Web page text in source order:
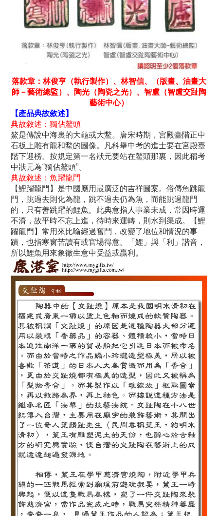
落款章：林俊亨（執行製作）、林智信、（版畫、油畫大
師－藝術總監）、陶光（陶瓷之光）、智盧（智盧交趾陶
藝術中心）
【產品典故敘述】
典故敘述：獨佔鰲頭
鰲是傳說中海裏的大龜或大鱉。唐宋時期，宮殿臺階正中
石板上雕有龍和鱉的圖像。凡科舉中考的進士要在宮殿臺
階下迎榜。按規定第一名狀元要站在鰲頭那裏，因此稱考
中狀元為“獨佔鰲頭”。
典故敘述：魚躍龍門
【鯉躍龍門】是中國應用最廣泛的吉祥圖案。俗傳魚跳龍
門，跳過去則化為龍，跳不過去仍為魚，而能跳過龍門
的，只有善跳躍的鯉魚。此典意指人事業未成，常因時運
不濟，故平時不忘上進，待時來運轉，則水到渠成。【鯉
躍龍門】常用來比喻經過奮鬥，改變了地位和情況的事
蹟，也指寒窗苦讀有或官場得意。「鯉」與「利」諧音，
所以鯉魚用來象徵生意中受益或贏利。